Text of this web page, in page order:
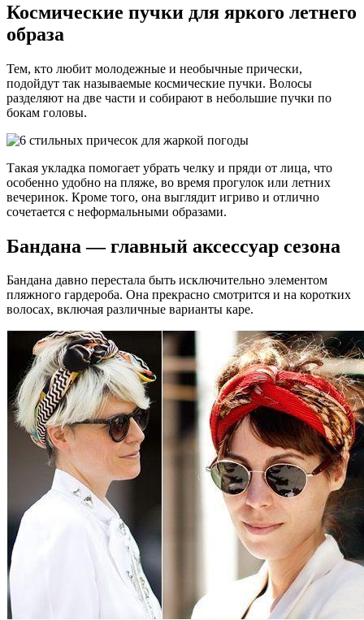
Космические пучки для яркого летнего
образа
Тем, кто любит молодежные и необычные прически,
подойдут так называемые космические пучки. Волосы
разделяют на две части и собирают в небольшие пучки по
бокам головы.
Такая укладка помогает убрать челку и пряди от лица, что
особенно удобно на пляже, во время прогулок или летних
вечеринок. Кроме того, она выглядит игриво и отлично
сочетается с неформальными образами.
Бандана — главный аксессуар сезона
Бандана давно перестала быть исключительно элементом
пляжного гардероба. Она прекрасно смотрится и на коротких
волосах, включая различные варианты каре.